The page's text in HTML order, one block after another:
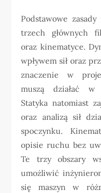
Podstawowe
trzech głównych
oraz kinematyce.
wpływem sił oraz
znaczenie w
muszą działać w
Statyka natomiast
oraz analizą sił
spoczynku.
opisie ruchu bez
Te trzy obszary
umożliwić
się maszyn w